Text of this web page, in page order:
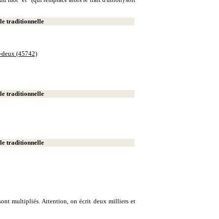
traditionnelle
deux (45742)
traditionnelle
traditionnelle
multipliés. Attention, on écrit deux milliers et